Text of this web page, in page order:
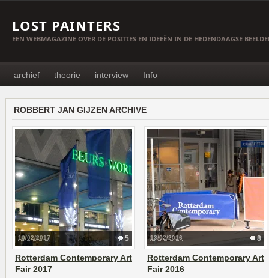
LOST PAINTERS
EEN WEBMAGAZINE OVER DE POSITIES EN IDEEËN IN DE HEDENDAAGSE
archief theorie interview Info
ROBBERT JAN GIJZEN ARCHIVE
5
10/02/2017
Rotterdam Contemporary Art
Fair 2017
8
13/02/2016
Rotterdam Contemporary Art
Fair 2016